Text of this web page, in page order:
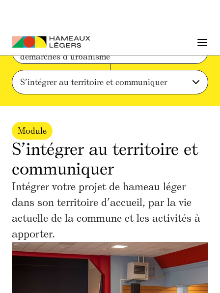
Phase 3 : Conception architecturale et
démarches d’urbanisme
S’intégrer au territoire et communiquer
Module
S’intégrer au territoire et
communiquer
Intégrer votre projet de hameau léger
dans son territoire d’accueil, par la vie
actuelle de la commune et les activités à
apporter.